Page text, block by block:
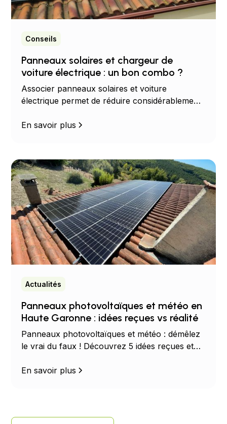
Conseils
Panneaux solaires et chargeur de
voiture électrique : un bon combo ?
Associer panneaux solaires et voiture
électrique permet de réduire considérablement
avantages, les économies possibles et les
En savoir plus
Actualités
Panneaux photovoltaïques et météo en
Haute Garonne : idées reçues vs réalité
Panneaux photovoltaïques et météo : démêlez
le vrai du faux ! Découvrez 5 idées reçues et
le soleil, la pluie, la neige et la température.
En savoir plus